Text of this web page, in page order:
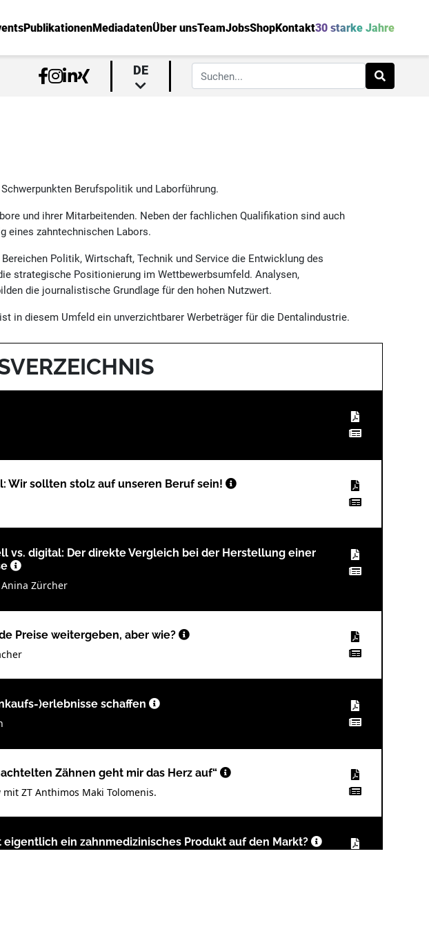
PublikationenMediadatenÜber unsTeamJobsShopKontakt30 starke Jahre
DE
Berufspolitik und Laborführung.
und ihrer Mitarbeitenden. Neben der fachlichen Qualifikation sind auch
eines zahntechnischen Labors.
Politik, Wirtschaft, Technik und Service die Entwicklung des
strategische Positionierung im Wettbewerbsumfeld. Analysen,
die journalistische Grundlage für den hohen Nutzwert.
in diesem Umfeld ein unverzichtbarer Werbeträger für die Dentalindustrie.
Wir sollten stolz auf unseren Beruf sein!
vs. digital: Der direkte Vergleich bei der Herstellung einer
Zürcher
Preise weitergeben, aber wie?
)erlebnisse schaffen
Zähnen geht mir das Herz auf“
ZT Anthimos Maki Tolomenis.
ein zahnmedizinisches Produkt auf den Markt?